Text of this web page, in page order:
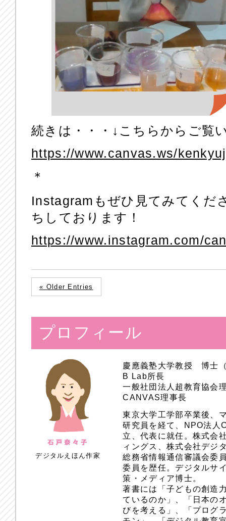
続きは・・・↓こちらからご覧
https://www.canvas.ws/
＊
Instagramもぜひ見てみてくだ
ちしております！
https://www.instagram.com/
« Older Entries
プロフィール
デジタルえほん作家
慶應義塾大学教授 博士
B Lab所長
一般社団法人超教育協会
CANVAS理事長
東京大学工学部卒業後、
研究員を経て、NPO法人
立、代表に就任。株式会
ィングス、株式会社デジ
総務省情報通信審議会委
委員を歴任。デジタルサ
策・メディア博士。
著書には「子どもの創造
ているのか」、「日本の
びを考える」、「プログ